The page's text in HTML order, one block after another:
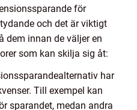
för
och det är viktigt
dem innan de väljer en
som kan skilja sig åt:
har
Till exempel kan
sparandet, medan andra